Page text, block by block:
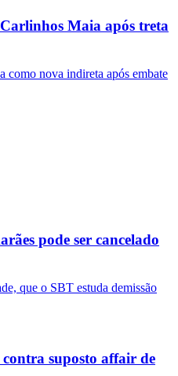
Maia após treta
como nova indireta após embate
pode ser cancelado
que o SBT estuda demissão
suposto affair de